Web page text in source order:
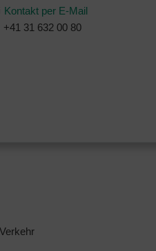
Kontakt per E-Mail
+41 31 632 00 80